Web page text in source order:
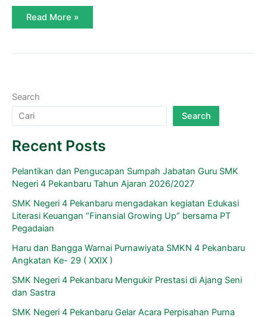
Read More »
Search
Search
Recent Posts
Pelantikan dan Pengucapan Sumpah Jabatan Guru SMK
Negeri 4 Pekanbaru Tahun Ajaran 2026/2027
SMK Negeri 4 Pekanbaru mengadakan kegiatan Edukasi
Literasi Keuangan “Finansial Growing Up” bersama PT
Pegadaian
Haru dan Bangga Warnai Purnawiyata SMKN 4 Pekanbaru
Angkatan Ke- 29 ( XXIX )
SMK Negeri 4 Pekanbaru Mengukir Prestasi di Ajang Seni
dan Sastra
SMK Negeri 4 Pekanbaru Gelar Acara Perpisahan Purna